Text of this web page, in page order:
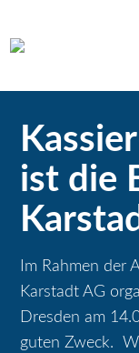
ist die
Im Rahmen der
Karstadt AG
Dresden am
guten Zweck.